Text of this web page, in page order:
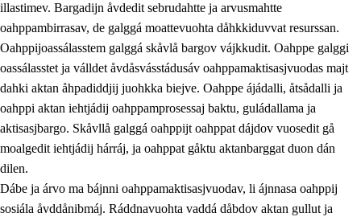
3. Prinsihpa skåvlå dåjmajda
3.1 Sebrudahtte oahppambirás
3.2 Åhpadibme ja hiebadum åhpadus
3.3 Aktisasjbarggo sijda ja skåvlå gaskan
3.4 Åhpadus åhpadusvidnudagán ja barggoiellemin
illastimev. Bargadijn åvdedit sebrudahtte ja arvusmahtte
oahppambirrasav, de galggá moattevuohta dåhkkiduvvat resurssan.
Oahppijoassálasstem galggá skåvlå bargov vájkkudit. Oahppe galggi
oassálasstet ja válldet åvdåsvásstádusáv oahppamaktisasjvuodas majt
dahki aktan åhpadiddjij juohkka biejve. Oahppe ájádalli, åtsådalli ja
oahppi aktan iehtjádij oahppamprosessaj baktu, guládallama ja
aktisasjbargo. Skåvllå galggá oahppijt oahppat dájdov vuosedit gå
moalgedit iehtjádij hárráj, ja oahppat gåktu aktanbarggat duon dán
dilen.
Dábe ja árvo ma bájnni oahppamaktisasjvuodav, li ájnnasa oahppij
sosiála åvddånibmáj. Ráddnavuohta vaddá dåbdov aktan gullut ja